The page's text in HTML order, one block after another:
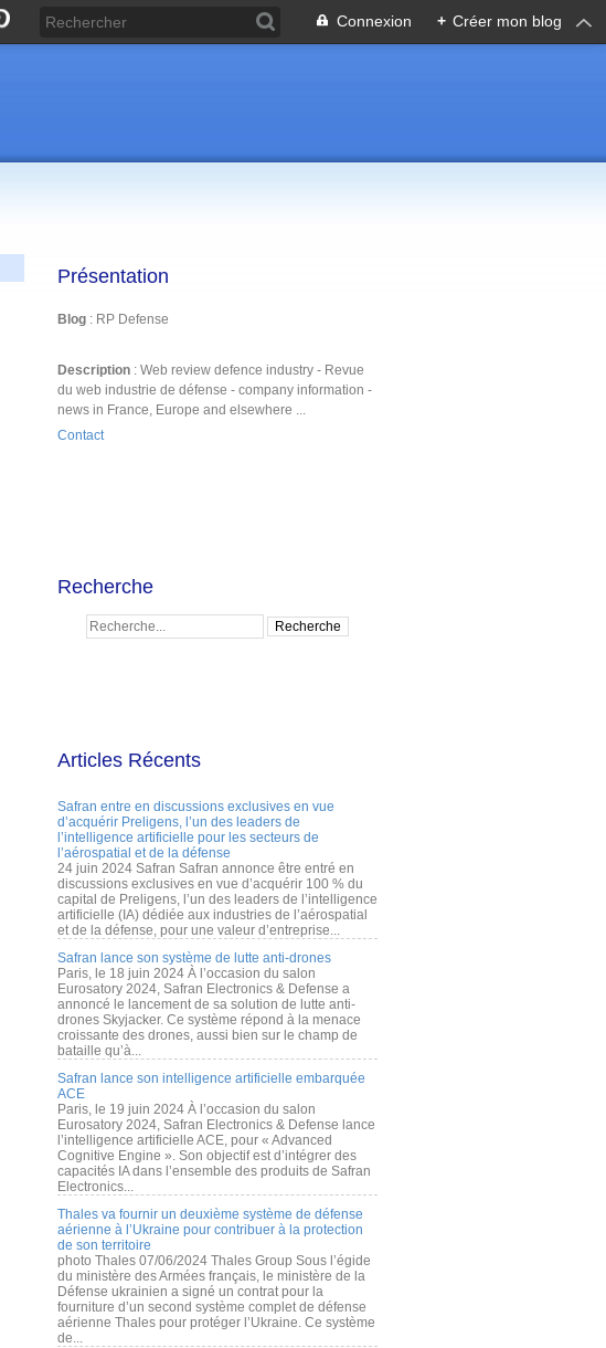
Connexion + Créer mon blog
Présentation
Blog : RP Defense
Description : Web review defence industry - Revue
du web industrie de défense - company information -
news in France, Europe and elsewhere ...
Contact
Recherche
Articles Récents
Safran entre en discussions exclusives en vue
d’acquérir Preligens, l’un des leaders de
l’intelligence artificielle pour les secteurs de
l’aérospatial et de la défense
24 juin 2024 Safran Safran annonce être entré en
discussions exclusives en vue d’acquérir 100 % du
capital de Preligens, l’un des leaders de l’intelligence
artificielle (IA) dédiée aux industries de l’aérospatial
et de la défense, pour une valeur d’entreprise...
Safran lance son système de lutte anti-drones
Paris, le 18 juin 2024 À l’occasion du salon
Eurosatory 2024, Safran Electronics & Defense a
annoncé le lancement de sa solution de lutte anti-
drones Skyjacker. Ce système répond à la menace
croissante des drones, aussi bien sur le champ de
bataille qu’à...
Safran lance son intelligence artificielle embarquée
ACE
Paris, le 19 juin 2024 À l’occasion du salon
Eurosatory 2024, Safran Electronics & Defense lance
l’intelligence artificielle ACE, pour « Advanced
Cognitive Engine ». Son objectif est d’intégrer des
capacités IA dans l’ensemble des produits de Safran
Electronics...
Thales va fournir un deuxième système de défense
aérienne à l’Ukraine pour contribuer à la protection
de son territoire
photo Thales 07/06/2024 Thales Group Sous l’égide
du ministère des Armées français, le ministère de la
Défense ukrainien a signé un contrat pour la
fourniture d’un second système complet de défense
aérienne Thales pour protéger l’Ukraine. Ce système
de...